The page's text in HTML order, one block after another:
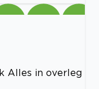
Alles in overleg